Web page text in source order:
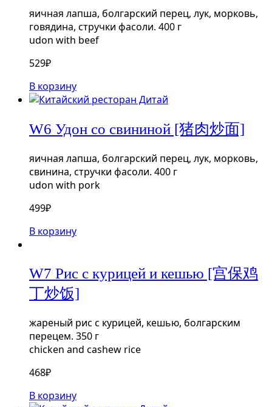
яичная лапша, болгарский перец, лук, морковь,
говядина, стручки фасоли. 400 г
udon with beef
529₽
В корзину
W6 Удон со свининой [猪肉炒面]
яичная лапша, болгарский перец, лук, морковь,
свинина, стручки фасоли. 400 г
udon with pork
499₽
В корзину
W7 Рис c курицей и кешью [宫保鸡
丁炒饭]
жареный рис с курицей, кешью, болгарским
перецем. 350 г
chicken and cashew rice
468₽
В корзину